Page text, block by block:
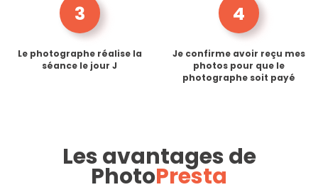
3
Le photographe réalise la
séance le jour J
4
Je confirme avoir reçu mes
photos pour que le
photographe soit payé
Les avantages de
PhotoPresta